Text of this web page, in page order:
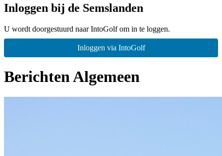
Inloggen bij de Semslanden
U wordt doorgestuurd naar IntoGolf om in te loggen.
Inloggen via IntoGolf
Berichten Algemeen